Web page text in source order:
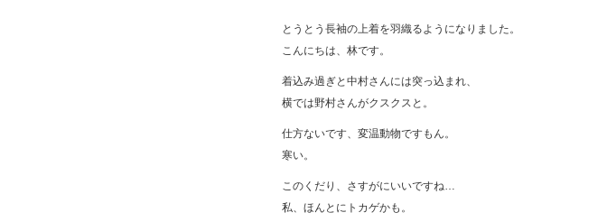
とうとう長袖の上着を羽織るようになりました。
こんにちは、林です。
着込み過ぎと中村さんには突っ込まれ、
横では野村さんがクスクスと。
仕方ないです、変温動物ですもん。
寒い。
このくだり、さすがにいいですね…
私、ほんとにトカゲかも。